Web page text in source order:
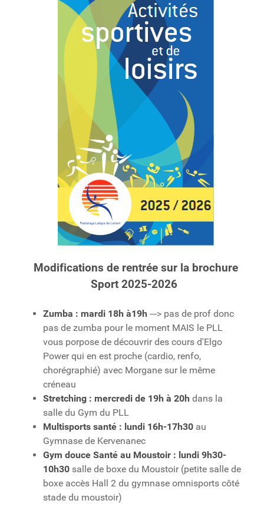
Modifications de rentrée sur la brochure
Sport 2025-2026
Zumba : mardi 18h à19h ---> pas de prof donc
pas de zumba pour le moment MAIS le PLL
vous porpose de découvrir des cours d'Elgo
Power qui en est proche (cardio, renfo,
chorégraphié) avec Morgane sur le même
créneau
Stretching : mercredi de 19h à 20h dans la
salle du Gym du PLL
Multisports santé : lundi 16h-17h30 au
Gymnase de Kervenanec
Gym douce Santé au Moustoir : lundi 9h30-
10h30 salle de boxe du Moustoir (petite salle de
boxe accès Hall 2 du gymnase omnisports côté
stade du moustoir)